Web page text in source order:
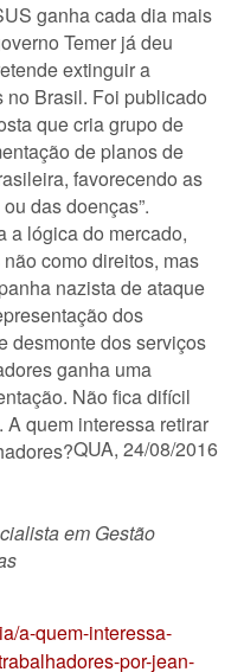
ganha cada dia mais
Temer já deu
extinguir a
no Brasil. Foi publicado
que cria grupo de
de planos de
favorecendo as
das doenças”.
a lógica do mercado,
como direitos, mas
nazista de ataque
dos
desmonte dos serviços
ganha uma
Não fica difícil
quem interessa retirar
QUA, 24/08/2016
em Gestão
a-quem-interessa-
por-jean-